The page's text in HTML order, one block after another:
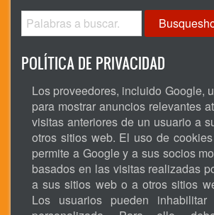
Busqueshon
POLÍTICA DE PRIVACIDAD
Los proveedores, incluido Google,
para mostrar anuncios relevantes
visitas anteriores de un usuario a
otros sitios web. El uso de
permite a Google y a sus socios
basados en las visitas realizadas
a sus sitios web o a otros sitios
Los usuarios pueden